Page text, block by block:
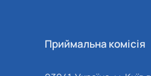
Приймальна комісія